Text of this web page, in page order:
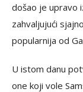
došao je upravo
zahvaljujući
popularnija od
U istom danu
one koji vole